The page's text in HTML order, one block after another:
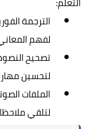
الترجمة
لفهم
تصحيح
لتحسين
الملفات
لتلقي